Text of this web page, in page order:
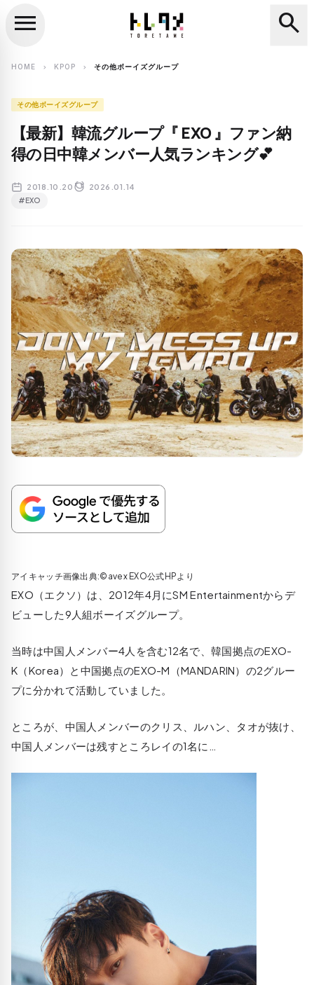
search
menu search
HOME chevron_right KPOP chevron_right その他ボーイズグループ
その他ボーイズグループ
【最新】韓流グループ『 EXO 』ファン納
得の日中韓メンバー人気ランキング💕
2018.10.20 2026.01.14
#EXO
アイキャッチ画像出典:©avex EXO公式HPより
EXO（エクソ）は、2012年4月にSM Entertainmentからデ
ビューした9人組ボーイズグループ。
当時は中国人メンバー4人を含む12名で、韓国拠点のEXO-
K（Korea）と中国拠点のEXO-M（MANDARIN）の2グルー
プに分かれて活動していました。
ところが、中国人メンバーのクリス、ルハン、タオが抜け、
中国人メンバーは残すところレイの1名に…